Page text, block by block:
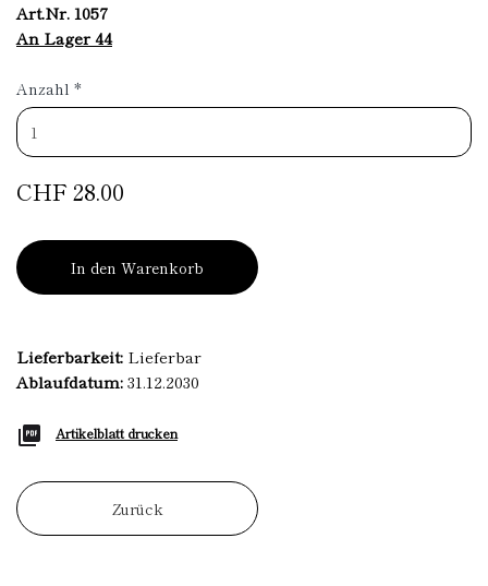
Art.Nr. 1057
An Lager 44
Anzahl *
CHF 28.00
In den Warenkorb
Lieferbarkeit: Lieferbar
Ablaufdatum:31.12.2030
Artikelblatt drucken
Zurück